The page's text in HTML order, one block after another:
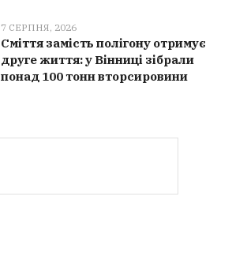
7 СЕРПНЯ, 2026
Сміття замість полігону отримує
друге життя: у Вінниці зібрали
понад 100 тонн вторсировини